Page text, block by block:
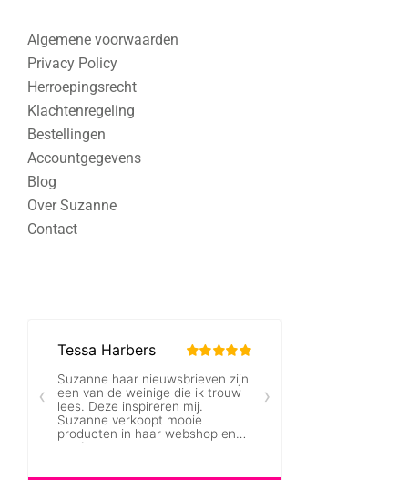
Algemene voorwaarden
Privacy Policy
Herroepingsrecht
Klachtenregeling
Bestellingen
Accountgegevens
Blog
Over Suzanne
Contact